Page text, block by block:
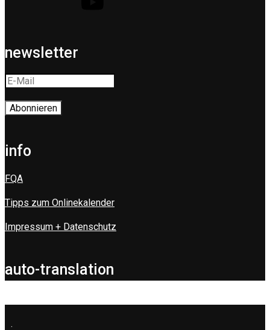
newsletter
info
FQA
Tipps zum Onlinekalender
Impressum + Datenschutz
auto-translation
.